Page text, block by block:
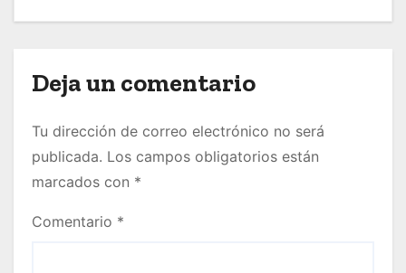
Deja un comentario
Tu dirección de correo electrónico no será
publicada. Los campos obligatorios están
marcados con *
Comentario *